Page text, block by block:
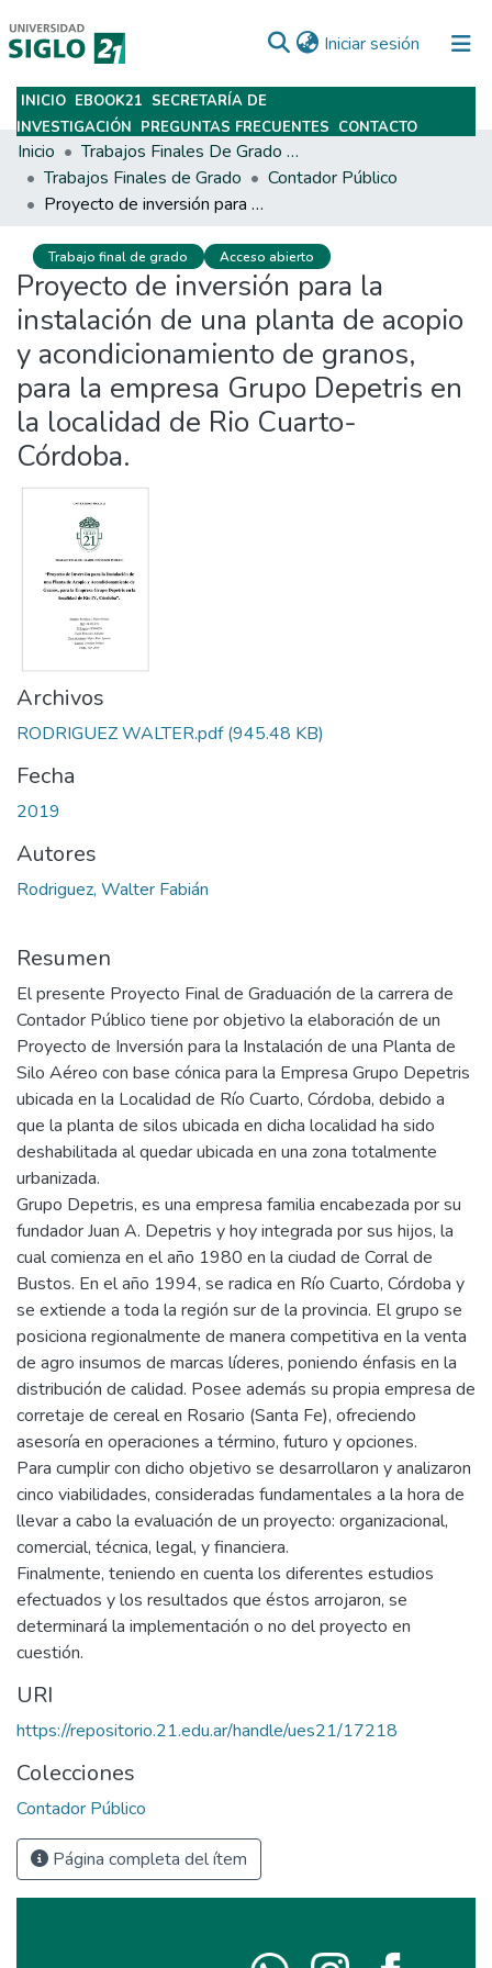
Iniciar sesión (current)
Subir
INICIO EBOOK21 SECRETARÍA DE
INVESTIGACIÓN PREGUNTAS FRECUENTES CONTACTO
Inicio
Trabajos Finales De Grado Y Posgrado
Trabajos Finales de Grado
Contador Público
Proyecto de inversión para la instalación de una planta de acopio y acondicionamiento de granos, para la empresa Grupo Depetris en la localidad de Rio Cuarto- Córdoba.
Trabajo final de grado Acceso abierto
Proyecto de inversión para la
instalación de una planta de acopio
y acondicionamiento de granos,
para la empresa Grupo Depetris en
la localidad de Rio Cuarto-
Córdoba.
Archivos
RODRIGUEZ WALTER.pdf(945.48 KB)
Fecha
2019
Autores
Rodriguez, Walter Fabián
Resumen
El presente Proyecto Final de Graduación de la carrera de
Contador Público tiene por objetivo la elaboración de un
Proyecto de Inversión para la Instalación de una Planta de
Silo Aéreo con base cónica para la Empresa Grupo Depetris
ubicada en la Localidad de Río Cuarto, Córdoba, debido a
que la planta de silos ubicada en dicha localidad ha sido
deshabilitada al quedar ubicada en una zona totalmente
urbanizada.
Grupo Depetris, es una empresa familia encabezada por su
fundador Juan A. Depetris y hoy integrada por sus hijos, la
cual comienza en el año 1980 en la ciudad de Corral de
Bustos. En el año 1994, se radica en Río Cuarto, Córdoba y
se extiende a toda la región sur de la provincia. El grupo se
posiciona regionalmente de manera competitiva en la venta
de agro insumos de marcas líderes, poniendo énfasis en la
distribución de calidad. Posee además su propia empresa de
corretaje de cereal en Rosario (Santa Fe), ofreciendo
asesoría en operaciones a término, futuro y opciones.
Para cumplir con dicho objetivo se desarrollaron y analizaron
cinco viabilidades, consideradas fundamentales a la hora de
llevar a cabo la evaluación de un proyecto: organizacional,
comercial, técnica, legal, y financiera.
Finalmente, teniendo en cuenta los diferentes estudios
efectuados y los resultados que éstos arrojaron, se
determinará la implementación o no del proyecto en
cuestión.
URI
https://repositorio.21.edu.ar/handle/ues21/17218
Colecciones
Contador Público
Página completa del ítem